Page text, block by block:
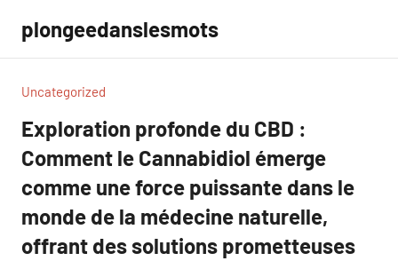
contenu
plongeedanslesmots
Uncategorized
Exploration profonde du CBD :
Comment le Cannabidiol émerge
comme une force puissante dans le
monde de la médecine naturelle,
offrant des solutions prometteuses